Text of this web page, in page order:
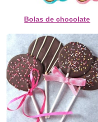
Bolas de chocolate